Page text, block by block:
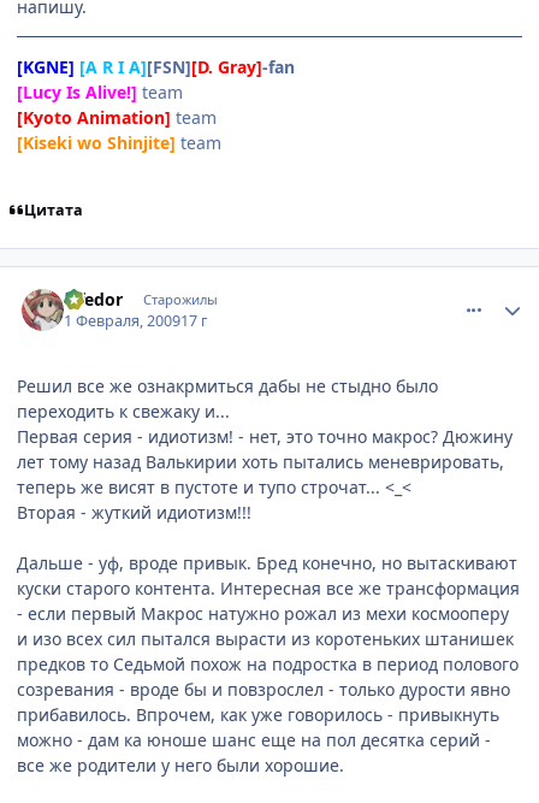
напишу.
[KGNE] [A R I A][FSN][D. Gray]-fan
[Lucy Is Alive!] team
[Kyoto Animation] team
[Kiseki wo Shinjite] team
Цитата
alfedor Старожилы
1 Февраля, 200917 г
Решил все же ознакрмиться дабы не стыдно было
переходить к свежаку и...
Первая серия - идиотизм! - нет, это точно макрос? Дюжину
лет тому назад Валькирии хоть пытались меневрировать,
теперь же висят в пустоте и тупо строчат... <_<
Вторая - жуткий идиотизм!!!
Дальше - уф, вроде привык. Бред конечно, но вытаскивают
куски старого контента. Интересная все же трансформация
- если первый Макрос натужно рожал из мехи космооперу
и изо всех сил пытался вырасти из коротеньких штанишек
предков то Седьмой похож на подростка в период полового
созревания - вроде бы и повзрослел - только дурости явно
прибавилось. Впрочем, как уже говорилось - привыкнуть
можно - дам ка юноше шанс еще на пол десятка серий -
все же родители у него были хорошие.